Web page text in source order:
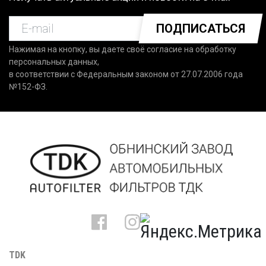
ПОДПИСАТЬСЯ
Нажимая на кнопку, вы даете своё согласие на обработку
персональных данных,
в соответствии с Федеральным законом от 27.07.2006 года
№152-ФЗ.
TDK